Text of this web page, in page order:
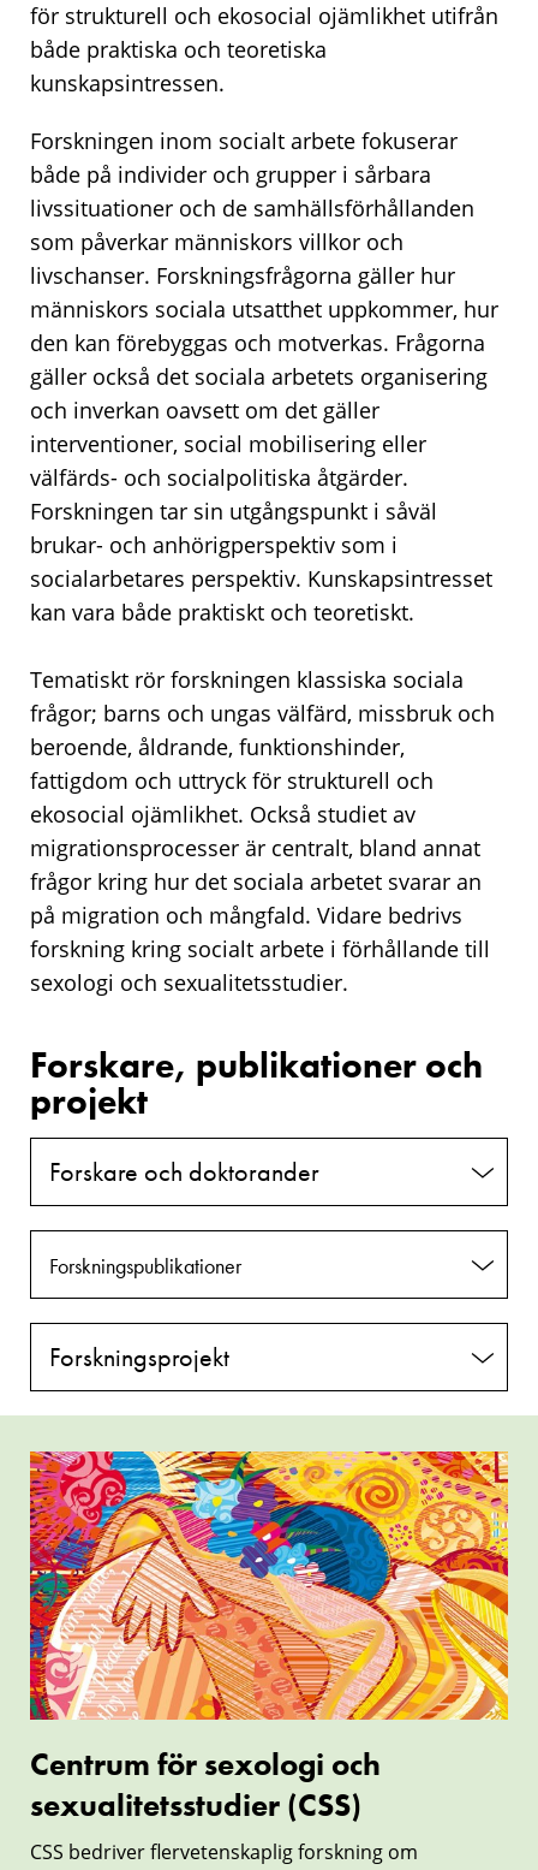
för strukturell och ekosocial ojämlikhet utifrån
både praktiska och teoretiska
kunskapsintressen.
Forskningen inom socialt arbete fokuserar
både på individer och grupper i sårbara
livssituationer och de samhällsförhållanden
som påverkar människors villkor och
livschanser. Forskningsfrågorna gäller hur
människors sociala utsatthet uppkommer, hur
den kan förebyggas och motverkas. Frågorna
gäller också det sociala arbetets organisering
och inverkan oavsett om det gäller
interventioner, social mobilisering eller
välfärds- och socialpolitiska åtgärder.
Forskningen tar sin utgångspunkt i såväl
brukar- och anhörigperspektiv som i
socialarbetares perspektiv. Kunskapsintresset
kan vara både praktiskt och teoretiskt.
Tematiskt rör forskningen klassiska sociala
frågor; barns och ungas välfärd, missbruk och
beroende, åldrande, funktionshinder,
fattigdom och uttryck för strukturell och
ekosocial ojämlikhet. Också studiet av
migrationsprocesser är centralt, bland annat
frågor kring hur det sociala arbetet svarar an
på migration och mångfald. Vidare bedrivs
forskning kring socialt arbete i förhållande till
sexologi och sexualitetsstudier.
Forskare, publikationer och
projekt
Forskare och doktorander
Forskningspublikationer
Forskningsprojekt
Forskningsmiljöer
Centrum
för
sexologi
och
sexualitetsstudier
(CSS)
Centrum för sexologi och
sexualitetsstudier (CSS)
CSS bedriver flervetenskaplig forskning om